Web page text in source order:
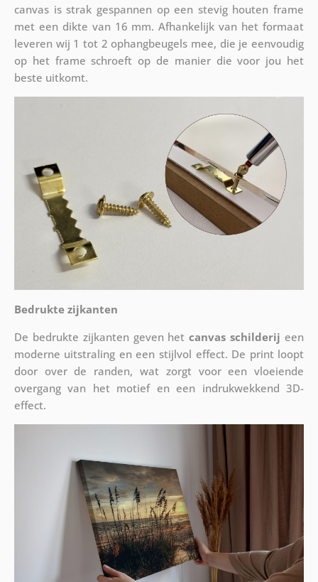
canvas is strak gespannen op een stevig houten frame
met een dikte van 16 mm. Afhankelijk van het formaat
leveren wij 1 tot 2 ophangbeugels mee, die je eenvoudig
op het frame schroeft op de manier die voor jou het
beste uitkomt.
Bedrukte zijkanten
De bedrukte zijkanten geven hetcanvas schilderij een
moderne uitstraling en een stijlvol effect. De print loopt
door over de randen, wat zorgt voor een vloeiende
overgang van het motief en een indrukwekkend 3D-
effect.